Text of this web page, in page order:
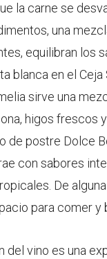
la carne se
una
equilibran los
blanca en el Ceja
sirve una
higos frescos
de postre Dolce
con sabores
De
para comer y
del vino es una